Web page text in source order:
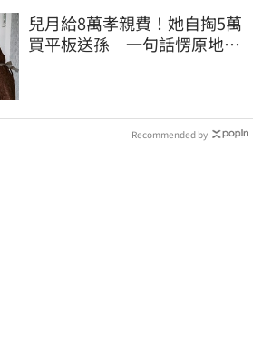
兒月給8萬孝親費！她自掏5萬
買平板送孫 一句話愣原地
Recommended by